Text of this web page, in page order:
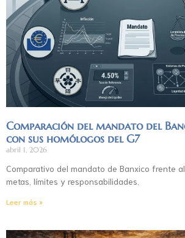
Comparación del mandato del
con sus homólogos del G7
abril 1, 2026
Comparativo del mandato de Banxico frente al
metas, límites y responsabilidades.
Leer más »